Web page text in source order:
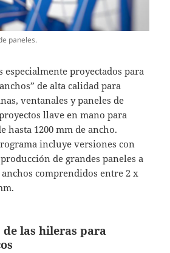
paneles.
especialmente proyectados para
de alta calidad para
ventanales y paneles de
llave en mano para
hasta 1200 mm de ancho.
incluye versiones con
de grandes paneles a
comprendidos entre 2 x
de las hileras para